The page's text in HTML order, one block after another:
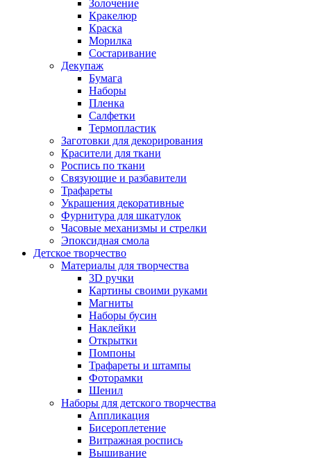
Золочение
Кракелюр
Краска
Морилка
Состаривание
Декупаж
Бумага
Наборы
Пленка
Салфетки
Термопластик
Заготовки для декорирования
Красители для ткани
Роспись по ткани
Связующие и разбавители
Трафареты
Украшения декоративные
Фурнитура для шкатулок
Часовые механизмы и стрелки
Эпоксидная смола
Детское творчество
Материалы для творчества
3D ручки
Картины своими руками
Магниты
Наборы бусин
Наклейки
Открытки
Помпоны
Трафареты и штампы
Фоторамки
Шенил
Наборы для детского творчества
Аппликация
Бисероплетение
Витражная роспись
Вышивание